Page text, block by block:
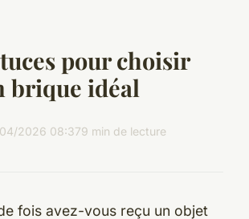
pour choisir
brique idéal
2026 08:379 min de lecture
fois avez-vous reçu un objet